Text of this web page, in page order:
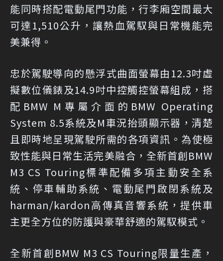
能同時搭配電動尾門功能，行李廂空間最大
可達1,510公升，讓熱血駕馭與日常機能完
美兼得。
忠於駕駛導向的懸浮式曲面螢幕由12.3吋虛
擬數位儀錶及14.9吋中控觸控螢幕組成，搭
配BMW M專屬介面的BMW Operating
System 8.5系統及M車況抬頭顯示器，清楚
且即時地呈現駕駛所需的各項資訊。為使極
致性能與日常生活完美融合，全新首創BMW
M3 CS Touring標準配備多項主動安全系
統、停車輔助系統、電動尾門啟閉系統及
harman/kardon高傳真音響系統，提供車
主更全方位的防護與豪華舒適的駕馭模式。
全新首創BMW M3 CS Touring限量生產，